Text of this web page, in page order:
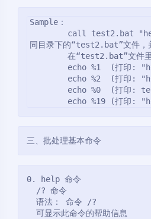
Sample：
同目录下的“test2.bat”文件，
echo %19 (打印:
三、批处理基本命令
0. help 命令
  /? 命令
  语法： 命令 /?
  可显示此命令的帮助信息